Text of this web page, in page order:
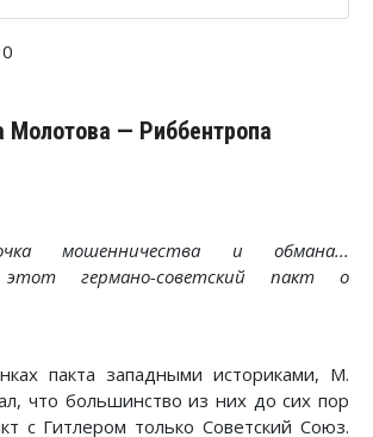
Молотова — Риббентропа
мошенничества и обмана...
этот германо-советский пакт о
пакта западными историками, М.
что большинство из них до сих пор
с Гитлером только Советский Союз.